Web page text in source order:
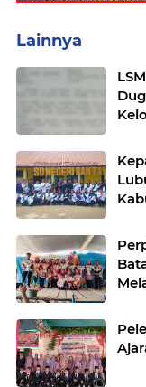
Lainnya